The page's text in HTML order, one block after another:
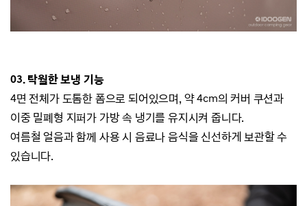
03. 탁월한 보냉 기능
4면 전체가 도톰한 폼으로 되어있으며, 약 4cm의 커버 쿠션과
이중 밀폐형 지퍼가 가방 속 냉기를 유지시켜 줍니다.
여름철 얼음과 함께 사용 시 음료나 음식을 신선하게 보관할 수
있습니다.